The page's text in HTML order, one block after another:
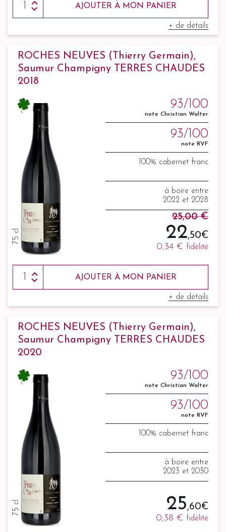
AJOUTER À MON PANIER
+ de détails
ROCHES NEUVES (Thierry Germain),
Saumur Champigny TERRES CHAUDES
2018
75 cl
93/100
note Christian Walter
93/100
note RVF
100% cabernet franc
à boire entre
2022 et 2028
25,00 €
22,50 €
0,34 € fidélité
AJOUTER À MON PANIER
+ de détails
ROCHES NEUVES (Thierry Germain),
Saumur Champigny TERRES CHAUDES
2020
75 cl
93/100
note Christian Walter
93/100
note RVF
100% cabernet franc
à boire entre
2023 et 2030
25,60 €
0,38 € fidélité